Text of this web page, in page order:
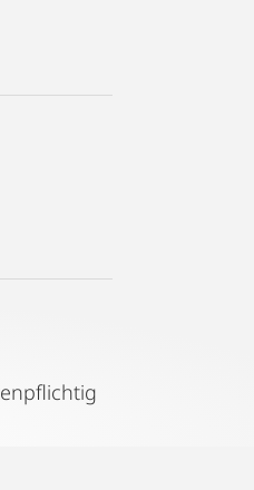
Reinigung kostenpflichtig